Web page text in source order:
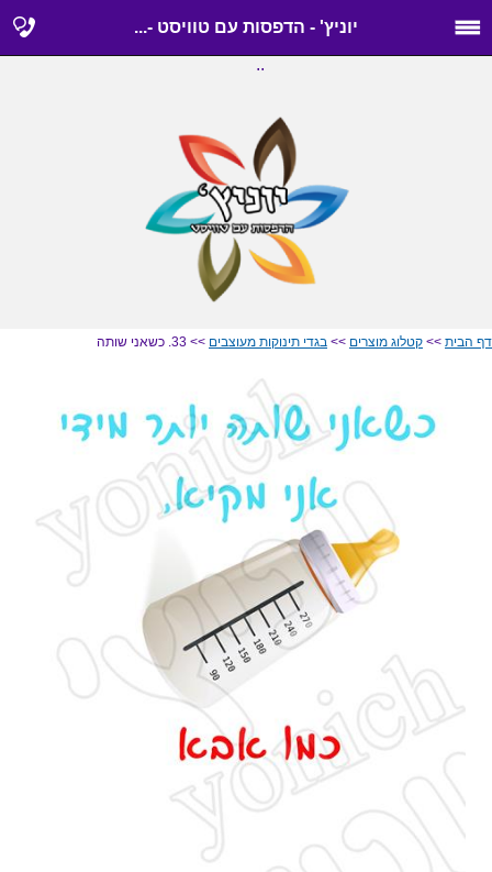
יוניץ' - הדפסות עם טוויסט -...
..
דף הבית >> קטלוג מוצרים >> בגדי תינוקות מעוצבים >> 33. כשאני שותה